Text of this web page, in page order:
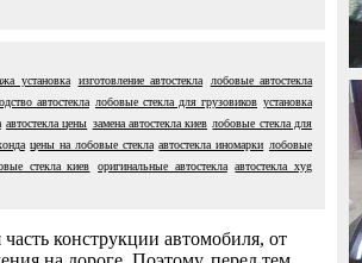
установка изготовление автостекла
лобовые автостекла
автостекла лобовые стекла для грузовиков установка
автостекла цены замена автостекла киев лобовые стекла для
цены на лобовые стекла автостекла иномарки лобовые
стекла киев оригинальные автостекла
автостекла xyg
конструкции автомобиля, от